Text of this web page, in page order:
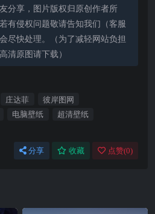
分享，图片版权归原创作者所
有侵权问题敬请告知我们（客服
尽快处理。（为了减轻网站负担
清原图请下载）
庄达菲
彼岸图网
电脑壁纸
超清壁纸
分享 收藏 点赞(0)